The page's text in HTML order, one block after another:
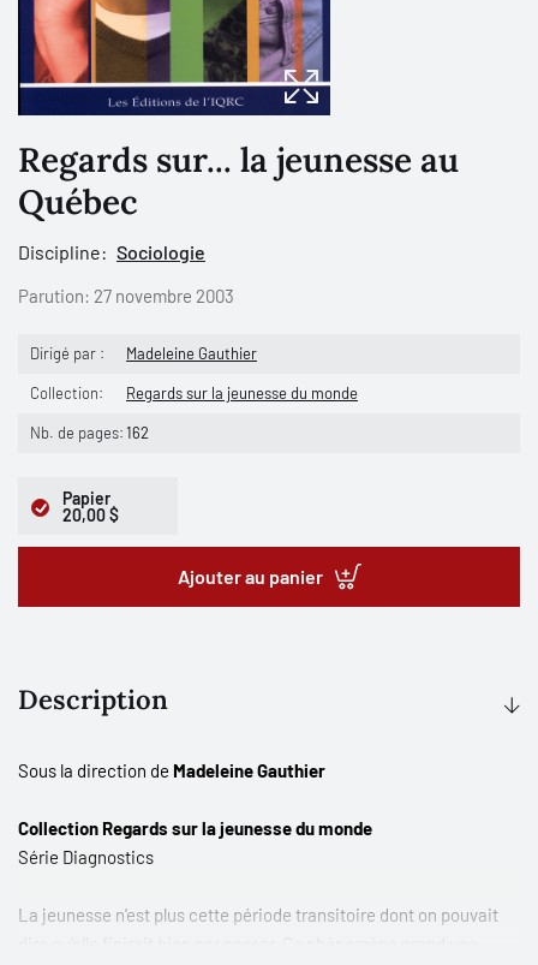
Regards sur... la jeunesse au
Québec
Discipline: Sociologie
Parution: 27 novembre 2003
Dirigé par : Madeleine Gauthier
Collection: Regards sur la jeunesse du monde
Nb. de pages:162
Papier
20,00 $
Ajouter au panier
Description
Sous la direction de Madeleine Gauthier
Collection Regards sur la jeunesse du monde
Série Diagnostics
La jeunesse n'est plus cette période transitoire dont on pouvait